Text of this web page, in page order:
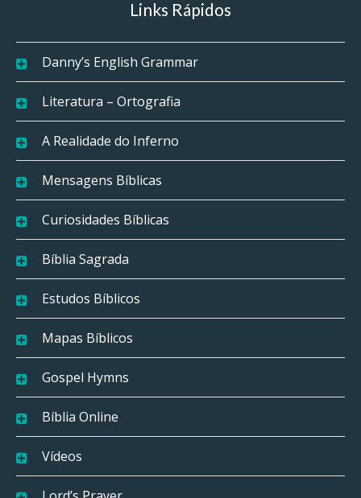
Links Rápidos
Danny’s English Grammar
Literatura – Ortografia
A Realidade do Inferno
Mensagens Bíblicas
Curiosidades Bíblicas
Bíblia Sagrada
Estudos Bíblicos
Mapas Bíblicos
Gospel Hymns
Bíblia Online
Vídeos